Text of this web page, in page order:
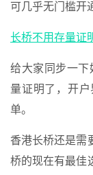
可几乎无门槛开
长桥不用存量证
给大家同步一下
量证明了，开
单。
香港长桥还是需
桥的现在有最佳